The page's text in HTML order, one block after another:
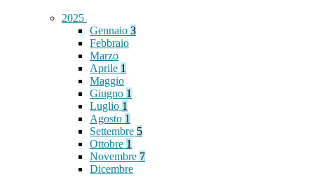
2025
Gennaio 3
Febbraio
Marzo
Aprile 1
Maggio
Giugno 1
Luglio 1
Agosto 1
Settembre 5
Ottobre 1
Novembre 7
Dicembre